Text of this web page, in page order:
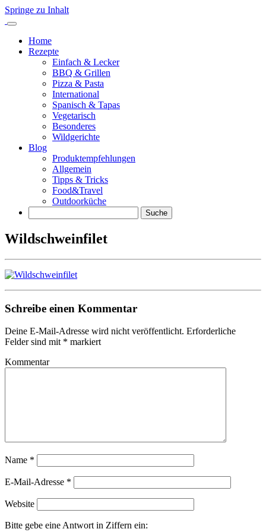
Springe zu Inhalt
Home
Rezepte
Einfach & Lecker
BBQ & Grillen
Pizza & Pasta
International
Spanisch & Tapas
Vegetarisch
Besonderes
Wildgerichte
Blog
Produktempfehlungen
Allgemein
Tipps & Tricks
Food&Travel
Outdoorküche
Suche
Wildschweinfilet
Schreibe einen Kommentar
Deine E-Mail-Adresse wird nicht veröffentlicht. Erforderliche
Felder sind mit * markiert
Kommentar
Name *
E-Mail-Adresse *
Website
Bitte gebe eine Antwort in Ziffern ein: